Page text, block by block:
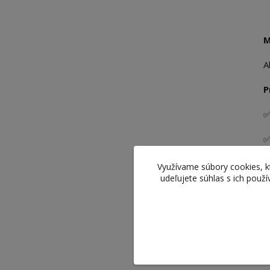
Využívame súbory cookies,
udeľujete súhlas s ich